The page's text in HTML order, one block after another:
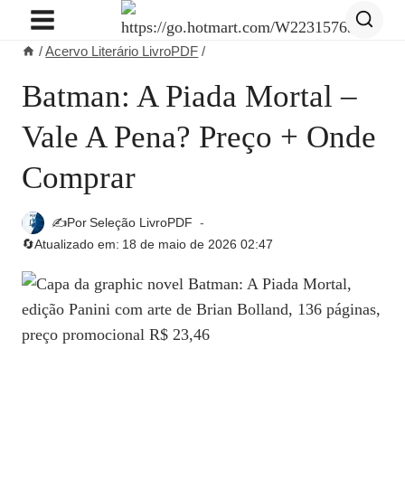
Pular
Conteúdo
/Acervo Literário LivroPDF /
Batman: A Piada Mortal –
Vale A Pena? Preço + Onde
Comprar
✍️PorSeleção LivroPDF
🔄Atualizado em: 18 de maio de 2026 02:47